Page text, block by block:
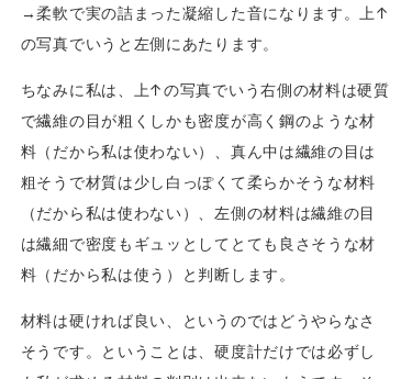
→柔軟で実の詰まった凝縮した音になります。上↑
の写真でいうと左側にあたります。
ちなみに私は、上↑の写真でいう右側の材料は硬質
で繊維の目が粗くしかも密度が高く鋼のような材
料（だから私は使わない）、真ん中は繊維の目は
粗そうで材質は少し白っぽくて柔らかそうな材料
（だから私は使わない）、左側の材料は繊維の目
は繊細で密度もギュッとしてとても良さそうな材
料（だから私は使う）と判断します。
材料は硬ければ良い、というのではどうやらなさ
そうです。ということは、硬度計だけでは必ずし